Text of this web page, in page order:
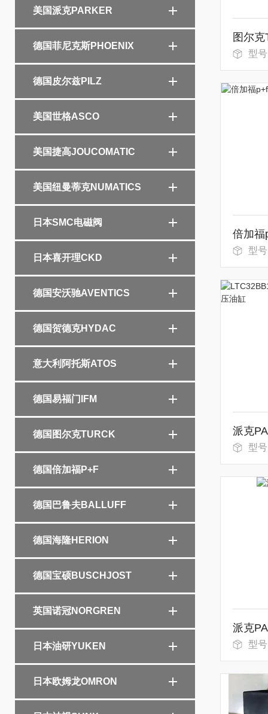
美国派克PARKER
德国菲尼克斯PHOENIX
德国皮尔兹PILZ
美国世格ASCO
美国捷高JOUCOMATIC
美国纽曼蒂克NUMATICS
日本SMC电磁阀
日本喜开理CKD
德国安沃驰AVENTICS
德国贺德克HYDAC
意大利阿托斯ATOS
德国易福门IFM
德国图尔克TURCK
德国倍加福P+F
德国巴鲁夫BALLUFF
德国海隆HERION
德国宝硕BUSCHJOST
英国诺冠NORGREN
日本油研YUKEN
日本欧姆龙OMRON
型号：
型
型号
派克
型